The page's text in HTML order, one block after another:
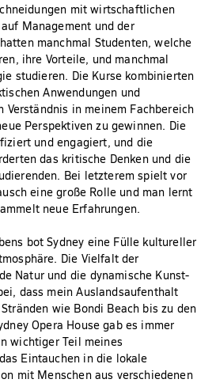
mit wirtschaftlichen
Management und der
manchmal Studenten, welche
ihre Vorteile, und manchmal
studieren. Die Kurse kombinierten
Anwendungen und
in meinem Fachbereich
Perspektiven zu gewinnen. Die
und engagiert, und die
das kritische Denken und die
Bei letzterem spielt vor
eine große Rolle und man lernt
neue Erfahrungen.
bot Sydney eine Fülle kultureller
Die Vielfalt der
Natur und die dynamische Kunst-
dass mein Auslandsaufenthalt
wie Bondi Beach bis zu den
Opera House gab es immer
wichtiger Teil meines
Eintauchen in die lokale
mit Menschen aus verschiedenen